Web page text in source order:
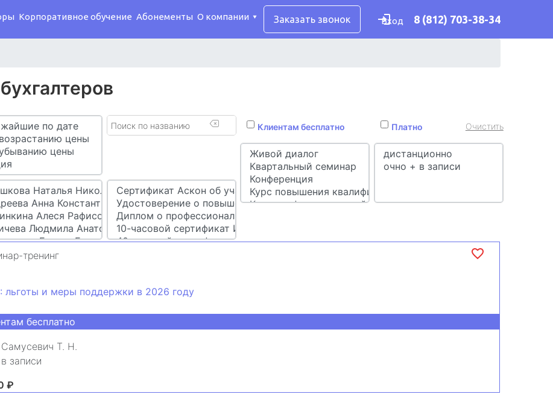
Корпоративное обучение Абонементы О компании Заказать звонок Вход 8 (812) 703-38-34
Клиентам бесплатно Платно Очистить
тренинг
и меры поддержки в 2026 году
бесплатно
Самусевич Т. Н.
в записи
₽